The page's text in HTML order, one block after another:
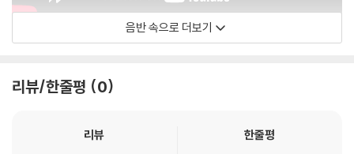
음반 속으로 더보기
리뷰/한줄평 0
리뷰
한줄평